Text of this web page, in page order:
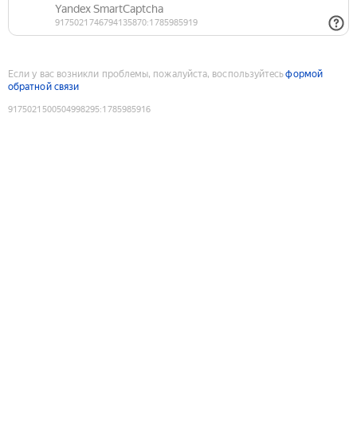
Если у вас возникли проблемы, пожалуйста, воспользуйтесьформой
обратной связи
9175021500504998295:1785985916